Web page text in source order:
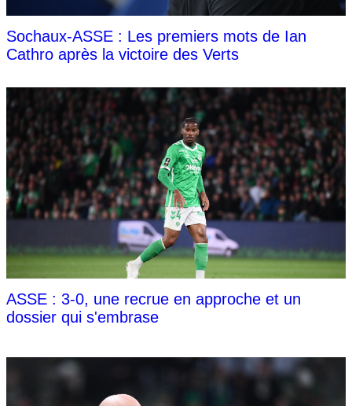
Sochaux-ASSE : Les premiers mots de Ian
Cathro après la victoire des Verts
ASSE : 3-0, une recrue en approche et un
dossier qui s'embrase